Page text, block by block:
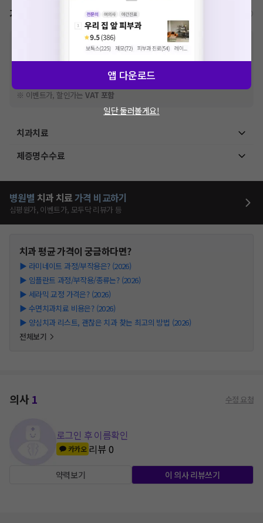
가격표
비급여 항목의 경우,추가비용 등으로 실제 가격과 상이할 수 있으니, 정확
한 가격은 해당 의료기관에 직접 문의해주세요.
※급여 항목의 경우,건강보험심사평가원에 고지되어 있는 급여 진료 기준 가
격입니다. (진료와 연관된 복합적인 비용이 추가되어, 병원마다 금액이 다르게
산정될 수 있는 점 참고 바랍니다.)
※ 이벤트가, 할인가는VAT 포함
치과치료
제증명수수료
병원별 치과 치료가격 비교하기
심평원가, 이벤트가, 모두닥 리뷰가 등
치과평균 가격이 궁금하다면?
▶ 라미네이트 과정/부작용은? (2026)
▶ 임플란트 과정/부작용/종류는? (2026)
▶ 세라믹 교정 가격은? (2026)
▶ 수면치과치료 비용은? (2026)
▶ 양심치과 리스트, 괜찮은 치과 찾는 최고의 방법 (2026)
전체보기
의사1 수정 요청
로그인 후 이름확인
카카오 리뷰0
약력보기 이 의사 리뷰쓰기
앱 다운로드
일단 둘러볼게요!